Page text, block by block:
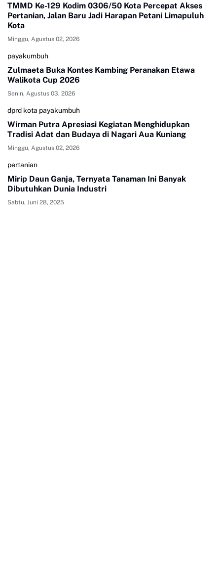
TMMD Ke-129 Kodim 0306/50 Kota Percepat Akses
Pertanian, Jalan Baru Jadi Harapan Petani Limapuluh
Kota
Minggu, Agustus 02, 2026
payakumbuh
Zulmaeta Buka Kontes Kambing Peranakan Etawa
Walikota Cup 2026
Senin, Agustus 03, 2026
dprd kota payakumbuh
Wirman Putra Apresiasi Kegiatan Menghidupkan
Tradisi Adat dan Budaya di Nagari Aua Kuniang
Minggu, Agustus 02, 2026
pertanian
Mirip Daun Ganja, Ternyata Tanaman Ini Banyak
Dibutuhkan Dunia Industri
Sabtu, Juni 28, 2025